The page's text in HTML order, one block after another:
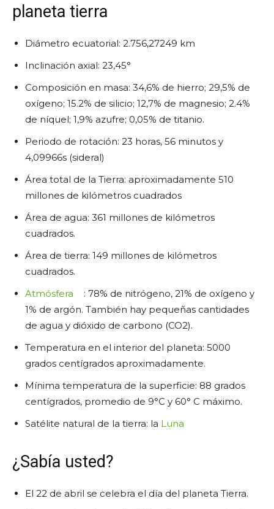
planeta tierra
Diámetro ecuatorial: 2.756,27249 km
Inclinación axial: 23,45°
Composición en masa: 34,6% de hierro; 29,5% de
oxígeno; 15.2% de silicio; 12,7% de magnesio; 2.4%
de níquel; 1,9% azufre; 0,05% de titanio.
Periodo de rotación: 23 horas, 56 minutos y
4,09966s (sideral)
Área total de la Tierra: aproximadamente 510
millones de kilómetros cuadrados
Área de agua: 361 millones de kilómetros
cuadrados.
Área de tierra: 149 millones de kilómetros
cuadrados.
Atmósfera
: 78% de nitrógeno, 21% de oxígeno y
1% de argón. También hay pequeñas cantidades
de agua y dióxido de carbono (CO2).
Temperatura en el interior del planeta: 5000
grados centígrados aproximadamente.
Mínima temperatura de la superficie: 88 grados
centígrados, promedio de 9°C y 60° C máximo.
Satélite natural de la tierra: la Luna
¿Sabía usted?
El 22 de abril se celebra el día del planeta Tierra.